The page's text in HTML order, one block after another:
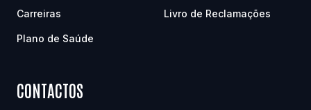
Carreiras
Plano de Saúde
Livro de Reclamações
CONTACTOS